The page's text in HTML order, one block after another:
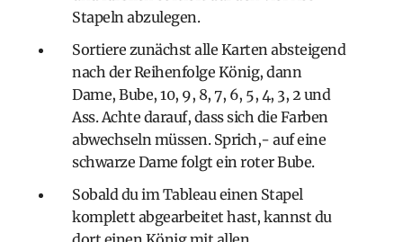
Stapeln abzulegen.
Sortiere zunächst alle Karten absteigend
nach der Reihenfolge König, dann
Dame, Bube, 10, 9, 8, 7, 6, 5, 4, 3, 2 und
Ass. Achte darauf, dass sich die Farben
abwechseln müssen. Sprich,- auf eine
schwarze Dame folgt ein roter Bube.
Sobald du im Tableau einen Stapel
komplett abgearbeitet hast, kannst du